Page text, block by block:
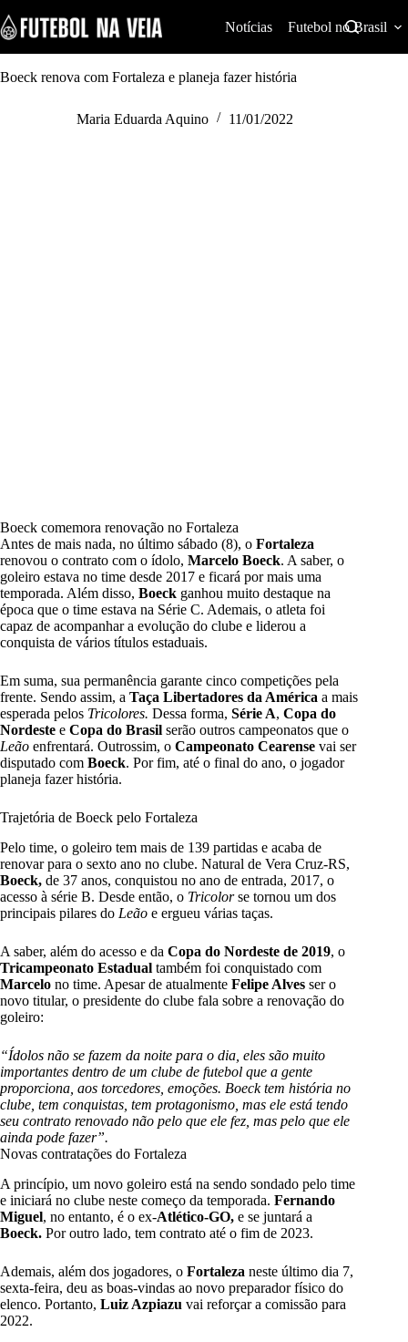
k
i
p
t
Notícias Futebol no Brasil
Boeck renova com Fortaleza e planeja fazer história
Maria Eduarda Aquino 11/01/2022
Boeck comemora renovação no Fortaleza
Antes de mais nada, no último sábado (8), o Fortaleza
renovou o contrato com o ídolo, Marcelo Boeck. A saber, o
goleiro estava no time desde 2017 e ficará por mais uma
temporada. Além disso, Boeck ganhou muito destaque na
época que o time estava na Série C. Ademais, o atleta foi
capaz de acompanhar a evolução do clube e liderou a
conquista de vários títulos estaduais.
Em suma, sua permanência garante cinco competições pela
frente. Sendo assim, a Taça Libertadores da América a mais
esperada pelos Tricolores. Dessa forma, Série A, Copa do
Nordeste e Copa do Brasil serão outros campeonatos que o
Leão enfrentará. Outrossim, o Campeonato Cearense vai ser
disputado com Boeck. Por fim, até o final do ano, o jogador
planeja fazer história.
Trajetória de Boeck pelo Fortaleza
Pelo time, o goleiro tem mais de 139 partidas e acaba de
renovar para o sexto ano no clube. Natural de Vera Cruz-RS,
Boeck, de 37 anos, conquistou no ano de entrada, 2017, o
acesso à série B. Desde então, o Tricolorse tornou um dos
principais pilares do Leão e ergueu várias taças.
A saber, além do acesso e da Copa do Nordeste de 2019, o
Tricampeonato Estadual também foi conquistado com
Marcelo no time. Apesar de atualmente Felipe Alves ser o
novo titular, o presidente do clube fala sobre a renovação do
goleiro:
“Ídolos não se fazem da noite para o dia, eles são muito
importantes dentro de um clube de futebol que a gente
proporciona, aos torcedores, emoções. Boeck tem história no
clube, tem conquistas, tem protagonismo, mas ele está tendo
seu contrato renovado não pelo que ele fez, mas pelo que ele
ainda pode fazer”.
Novas contratações do Fortaleza
A princípio, um novo goleiro está na sendo sondado pelo time
e iniciará no clube neste começo da temporada. Fernando
Miguel, no entanto, é o ex-Atlético-GO, e se juntará a
Boeck. Por outro lado, tem contrato até o fim de 2023.
Ademais, além dos jogadores, o Fortaleza neste último dia 7,
sexta-feira, deu as boas-vindas ao novo preparador físico do
elenco. Portanto, Luiz Azpiazu vai reforçar a comissão para
2022.